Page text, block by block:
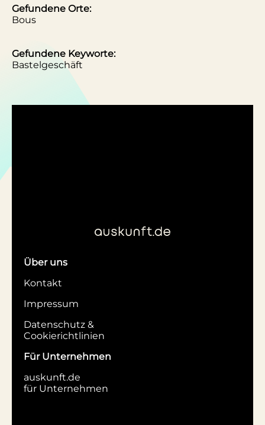
Gefundene Orte:
Bous
Gefundene Keyworte:
Bastelgeschäft
Über uns
Kontakt
Impressum
Datenschutz &
Cookierichtlinien
Für Unternehmen
auskunft.de
für Unternehmen